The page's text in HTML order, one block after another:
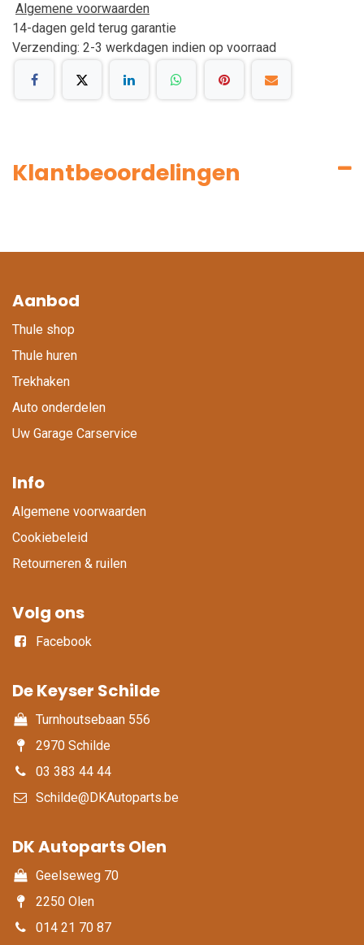
Algemene voorwaarden
14-dagen geld terug garantie
Verzending: 2-3 werkdagen indien op voorraad
Klantbeoordelingen
Aanbod
Thule shop
Thule huren
Trekhaken
Auto onderdelen
Uw Garage Carservice
Info
Algemene voorwaarden
Cookiebeleid
Retourneren & ruilen
Volg ons
Facebook
De Keyser Schilde
Turnhoutsebaan 556
2970 Schilde
03 383 44 44
Schilde@DKAutoparts.be
DK Autoparts Olen​
Geelseweg 70
2250 Olen
014 21 70 87